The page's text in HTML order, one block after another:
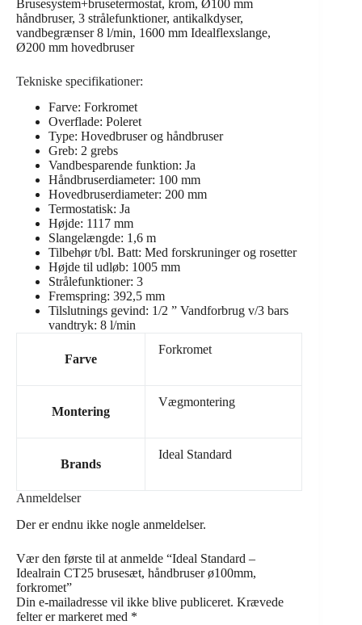
Brusesystem+brusetermostat, krom, Ø100 mm
håndbruser, 3 strålefunktioner, antikalkdyser,
vandbegrænser 8 l/min, 1600 mm Idealflexslange,
Ø200 mm hovedbruser
Tekniske specifikationer:
Farve: Forkromet
Overflade: Poleret
Type: Hovedbruser og håndbruser
Greb: 2 grebs
Vandbesparende funktion: Ja
Håndbruserdiameter: 100 mm
Hovedbruserdiameter: 200 mm
Termostatisk: Ja
Højde: 1117 mm
Slangelængde: 1,6 m
Tilbehør t/bl. Batt: Med forskruninger og rosetter
Højde til udløb: 1005 mm
Strålefunktioner: 3
Fremspring: 392,5 mm
Tilslutnings gevind: 1/2 ” Vandforbrug v/3 bars
vandtryk: 8 l/min
Farve
Forkromet
Montering
Vægmontering
Brands
Ideal Standard
Anmeldelser
Der er endnu ikke nogle anmeldelser.
Vær den første til at anmelde “Ideal Standard –
Idealrain CT25 brusesæt, håndbruser ø100mm,
forkromet”
Din e-mailadresse vil ikke blive publiceret. Krævede
felter er markeret med *